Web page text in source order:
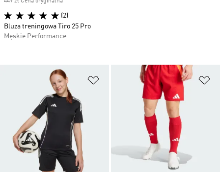
Dodaj do listy życzeń
(2)
Bluza treningowa Tiro 25 Pro
Męskie Performance